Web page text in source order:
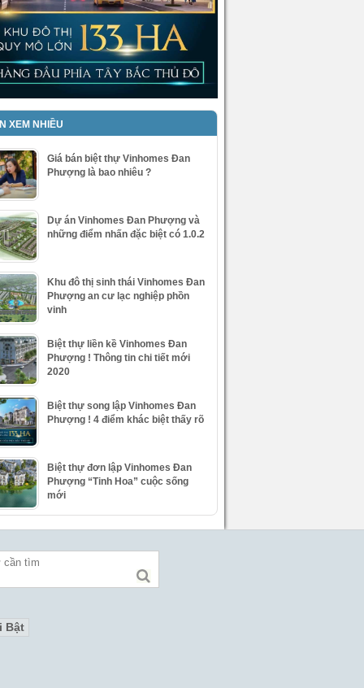
XEM NHIỀU
Giá bán biệt thự Vinhomes Đan
Phượng là bao nhiêu ?
Dự án Vinhomes Đan Phượng và
những điểm nhấn đặc biệt có 1.0.2
Khu đô thị sinh thái Vinhomes Đan
Phượng an cư lạc nghiệp phồn
vinh
Biệt thự liền kề Vinhomes Đan
Phượng ! Thông tin chi tiết mới
2020
Biệt thự song lập Vinhomes Đan
Phượng ! 4 điểm khác biệt thấy rõ
Biệt thự đơn lập Vinhomes Đan
Phượng “Tinh Hoa” cuộc sống
mới
Bật